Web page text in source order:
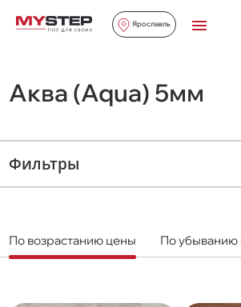
Ярославль
Аква (Aqua) 5мм
Фильтры
По возрастанию цены По убыванию